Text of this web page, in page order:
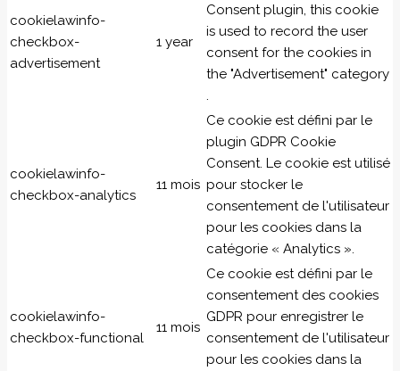
cookielawinfo-
checkbox-
advertisement
1 year
Consent plugin, this cookie
is used to record the user
consent for the cookies in
the "Advertisement" category
.
cookielawinfo-
checkbox-analytics
11 mois
Ce cookie est défini par le
plugin GDPR Cookie
Consent. Le cookie est utilisé
pour stocker le
consentement de l'utilisateur
pour les cookies dans la
catégorie « Analytics ».
cookielawinfo-
checkbox-functional
11 mois
Ce cookie est défini par le
consentement des cookies
GDPR pour enregistrer le
consentement de l'utilisateur
pour les cookies dans la